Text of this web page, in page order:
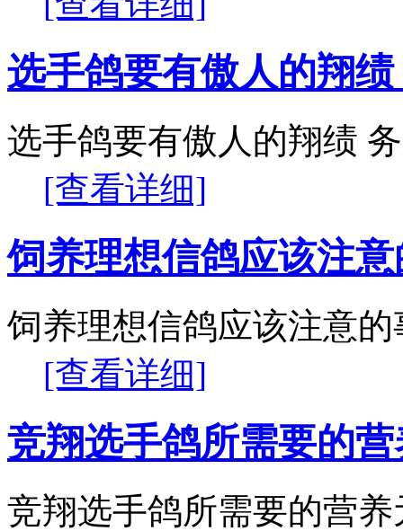
选手鸽要有傲人的翔
选手鸽要有傲人的翔绩
[查看详细]
饲养理想信鸽应该注
饲养理想信鸽应该注意的
[查看详细]
竞翔选手鸽所需要的
竞翔选手鸽所需要的营养